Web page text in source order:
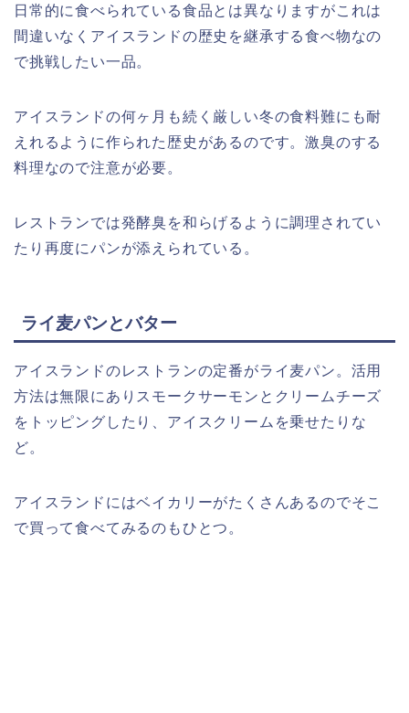
日常的に食べられている食品とは異なりますがこれは
間違いなくアイスランドの歴史を継承する食べ物なの
で挑戦したい一品。
アイスランドの何ヶ月も続く厳しい冬の食料難にも耐
えれるように作られた歴史があるのです。激臭のする
料理なので注意が必要。
レストランでは発酵臭を和らげるように調理されてい
たり再度にパンが添えられている。
ライ麦パンとバター
アイスランドのレストランの定番がライ麦パン。活用
方法は無限にありスモークサーモンとクリームチーズ
をトッピングしたり、アイスクリームを乗せたりな
ど。
アイスランドにはベイカリーがたくさんあるのでそこ
で買って食べてみるのもひとつ。